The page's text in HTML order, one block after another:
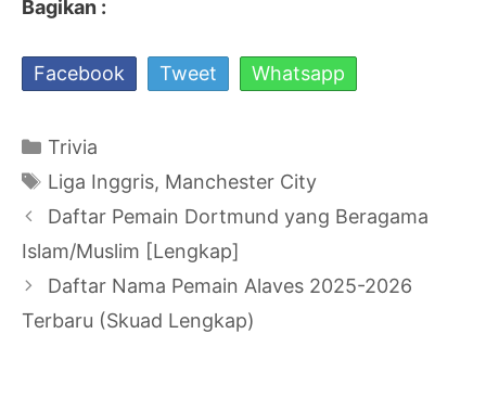
Bagikan :
Facebook Tweet Whatsapp
Kategori
Trivia
Tag
Liga Inggris, Manchester City
Navigasi
Tulisan
Daftar Pemain Dortmund yang Beragama
Islam/Muslim [Lengkap]
Daftar Nama Pemain Alaves 2025-2026
Terbaru (Skuad Lengkap)